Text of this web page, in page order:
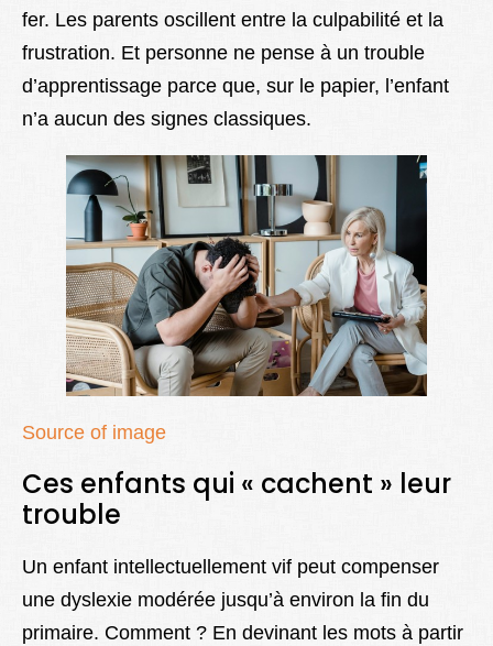
fer. Les parents oscillent entre la culpabilité et la
frustration. Et personne ne pense à un trouble
d’apprentissage parce que, sur le papier, l’enfant
n’a aucun des signes classiques.
Source of image
Ces enfants qui « cachent » leur
trouble
Un enfant intellectuellement vif peut compenser
une dyslexie modérée jusqu’à environ la fin du
primaire. Comment ? En devinant les mots à partir